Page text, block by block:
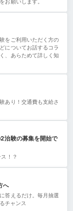
お願いします。
をご利用いただく方の
についてお話するコラ
、あらためて詳しく知
あり！交通費も支給さ
治験の募集を開始で
！？
へ
答えるだけ。毎月抽選
チャンス